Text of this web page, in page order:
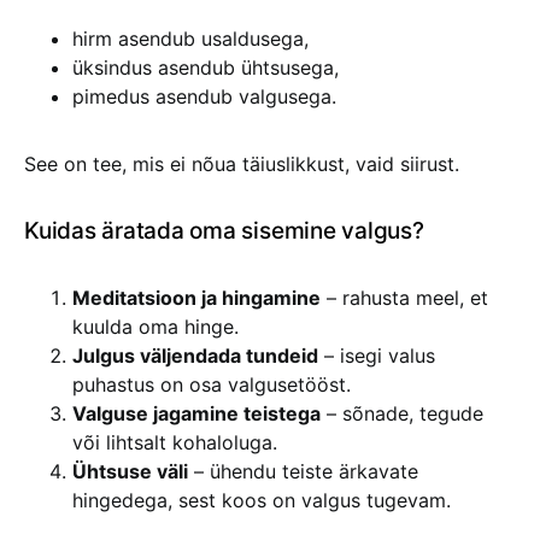
hirm asendub usaldusega,
üksindus asendub ühtsusega,
pimedus asendub valgusega.
See on tee, mis ei nõua täiuslikkust, vaid siirust.
Kuidas äratada oma sisemine valgus?
Meditatsioon ja hingamine – rahusta meel, et
kuulda oma hinge.
Julgus väljendada tundeid – isegi valus
puhastus on osa valgusetööst.
Valguse jagamine teistega – sõnade, tegude
või lihtsalt kohaloluga.
Ühtsuse väli – ühendu teiste ärkavate
hingedega, sest koos on valgus tugevam.